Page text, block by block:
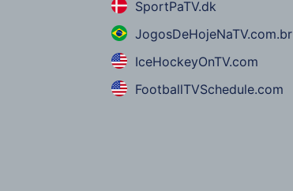
SportPaTV.dk
JogosDeHojeNaTV.com.br
IceHockeyOnTV.com
FootballTVSchedule.com